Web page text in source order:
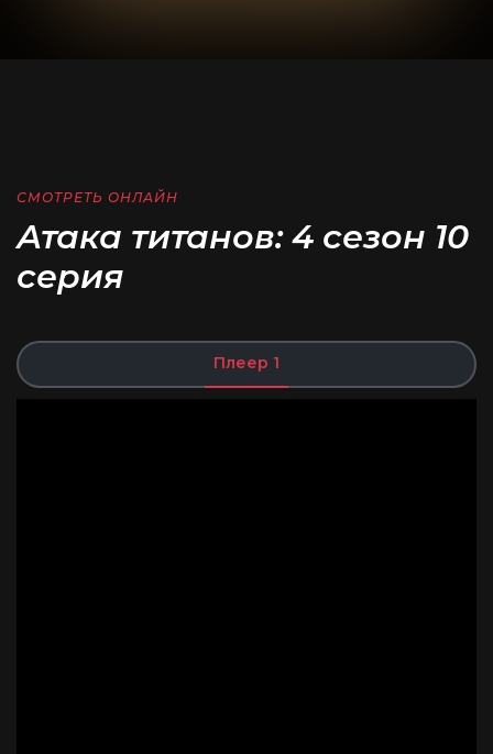
СМОТРЕТЬ ОНЛАЙН
Атака титанов: 4 сезон 10
серия
Плеер 1